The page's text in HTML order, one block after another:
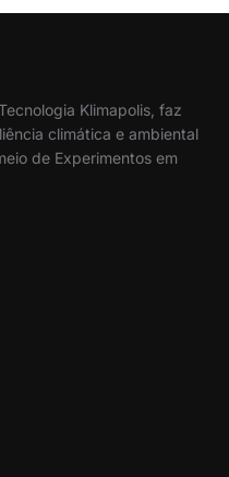
Klimapolis, faz
climática e ambiental
de Experimentos em